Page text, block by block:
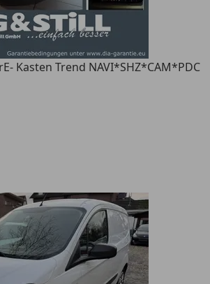
E- Kasten Trend NAVI*SHZ*CAM*PDC